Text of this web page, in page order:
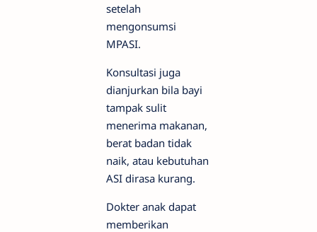
setelah
mengonsumsi
MPASI.
Konsultasi juga
dianjurkan bila bayi
tampak sulit
menerima makanan,
berat badan tidak
naik, atau kebutuhan
ASI dirasa kurang.
Dokter anak dapat
memberikan